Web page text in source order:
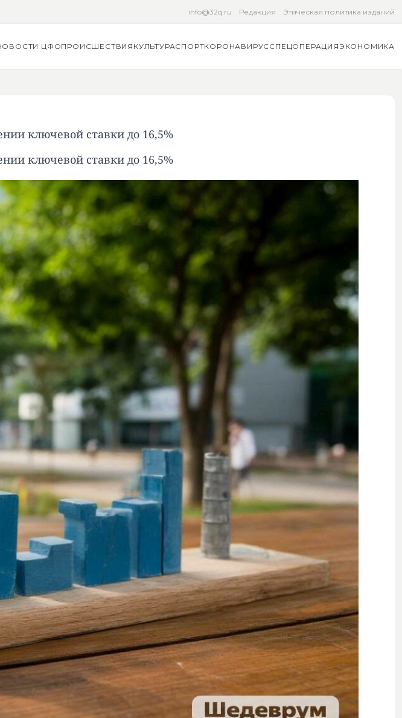
info@32q.ru Редакция Этическая политика изданий
ЦФОПРОИСШЕСТВИЯ КУЛЬТУРАСПОРТКОРОНАВИРУССПЕЦОПЕРАЦИЯЭКОНОМИКА
ключевой ставки до 16,5%
ключевой ставки до 16,5%